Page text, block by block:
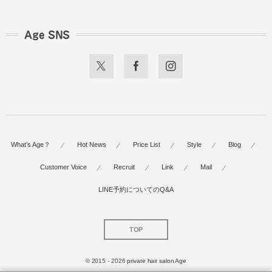
Age SNS
What’s Age？ Hot News Price List Style Blog
Customer Voice Recruit Link Mail
LINE予約についてのQ&A
TOP
© 2015 - 2026private hair salon Age